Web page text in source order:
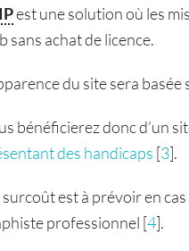
est une solution où les
sans achat de licence.
du site sera basée
bénéficierez donc d’un
des handicaps [3].
est à prévoir en
professionnel [4].